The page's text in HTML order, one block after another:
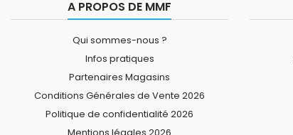
A PROPOS DE MMF
Qui sommes-nous ?
Infos pratiques
Partenaires Magasins
Conditions Générales de Vente 2026
Politique de confidentialité 2026
Mentions légales 2026